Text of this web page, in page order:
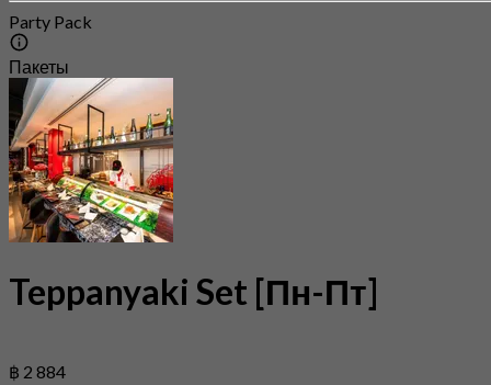
Party Pack
Пакеты
Teppanyaki Set [Пн-Пт]
฿ 2 884